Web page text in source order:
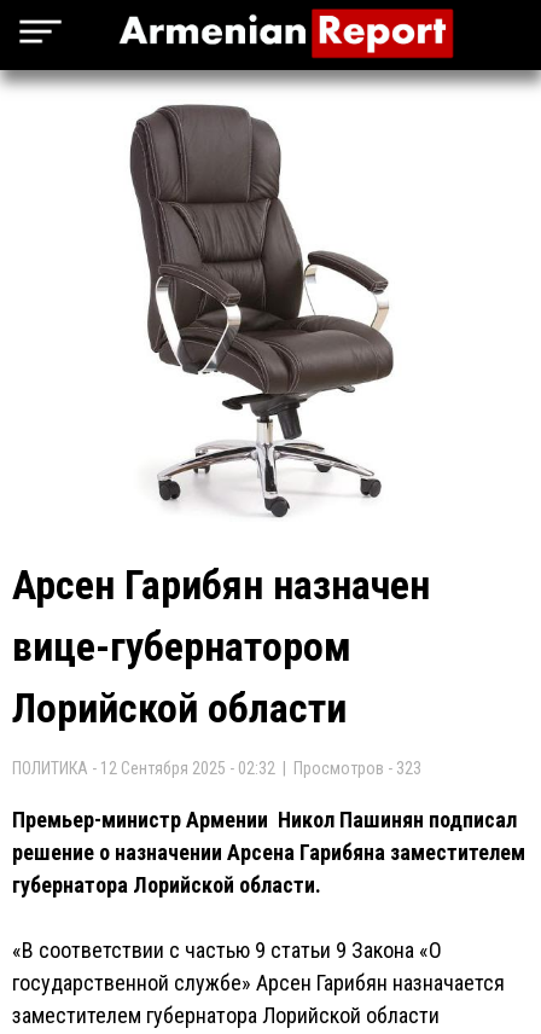
Арсен Гарибян назначен
вице-губернатором
Лорийской области
ПОЛИТИКА - 12 Сентября 2025 - 02:32 | Просмотров - 323
Премьер-министр Армении Никол Пашинян подписал
решение о назначении Арсена Гарибяна заместителем
губернатора Лорийской области.
«В соответствии с частью 9 статьи 9 Закона «О
государственной службе» Арсен Гарибян назначается
заместителем губернатора Лорийской области